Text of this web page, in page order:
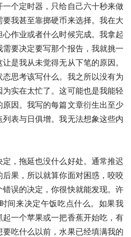
个定时器，只给自己六十秒来做
我甚至靠掷硬币来选择。我在大
作业或者什么时候完成。我拿起
要决定要写那个报告，我就挑一
是我从未觉得无从下笔的原因。
思考该写什么。我之所以没有为
实在太忙了。这可能也是我能轻
因。我写的每篇文章衍生出至少
表与日俱增。我无法想象这些内
，拖延也没什么好处。通常推迟
果，所以就算你面对困惑，咬咬
误的决定，你很快就能发现。许
间来决定午饭吃点什么。如果我
一个苹果或一把香蕉开始吃，有
吃什么以前，水果已经填满我的